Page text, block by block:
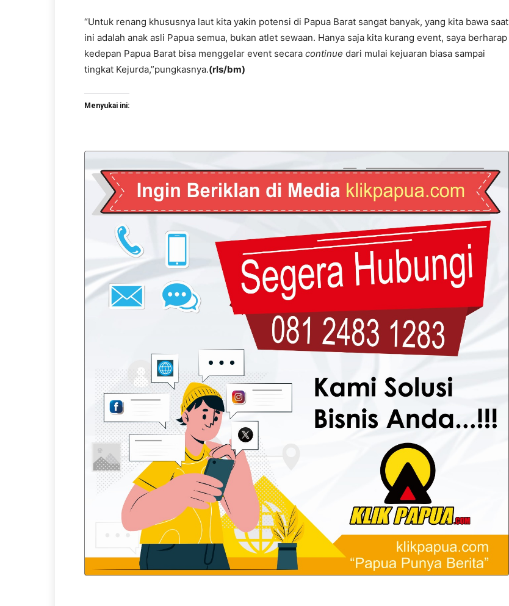
“Untuk renang khususnya laut kita yakin potensi di Papua Barat sangat banyak, yang kita bawa saat
ini adalah anak asli Papua semua, bukan atlet sewaan. Hanya saja kita kurang event, saya berharap
kedepan Papua Barat bisa menggelar event secara continue dari mulai kejuaran biasa sampai
tingkat Kejurda,”pungkasnya.(rls/bm)
Menyukai ini: